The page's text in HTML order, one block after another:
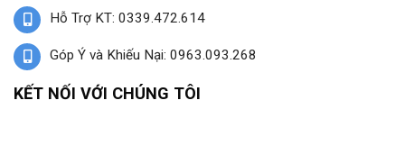
Hỗ Trợ KT: 0339.472.614
Góp Ý và Khiếu Nại: 0963.093.268
KẾT NỐI VỚI CHÚNG TÔI